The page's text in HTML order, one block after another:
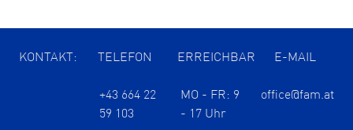
KONTAKT: TELEFON ERREICHBAR E-MAIL
+43 664 22
59 103
MO - FR: 9
- 17 Uhr
office@fam.at